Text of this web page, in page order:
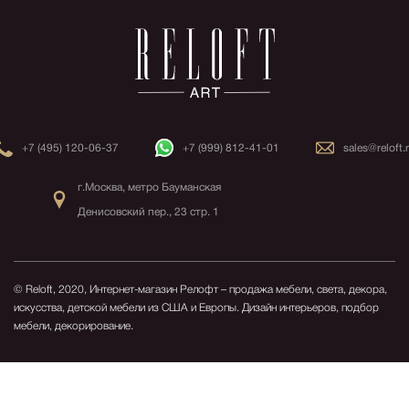
+7 (495) 120-06-37 +7 (999) 812-41-01
г.Москва, метро Бауманская
Денисовский пер., 23 стр. 1
© Reloft, 2020, Интернет-магазин Релофт – продажа мебели, света, декора,
искусства, детской мебели из США и Европы. Дизайн интерьеров, подбор
мебели, декорирование.